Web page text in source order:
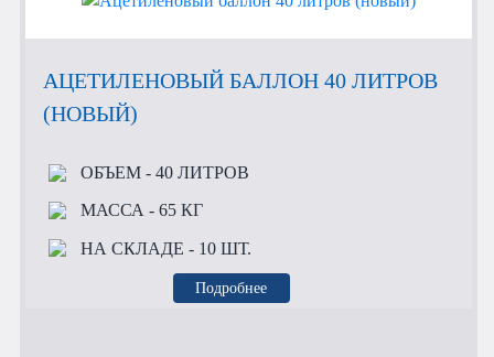
АЦЕТИЛЕНОВЫЙ БАЛЛОН 40 ЛИТРОВ
(НОВЫЙ)
ОБЪЕМ- 40 ЛИТРОВ
МАССА - 65 КГ
НА СКЛАДЕ - 10 ШТ.
Подробнее